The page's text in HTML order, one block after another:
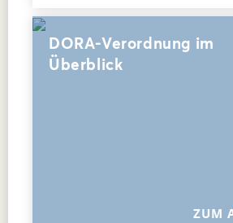
DORA-Verordnung im
Überblick
ZUM